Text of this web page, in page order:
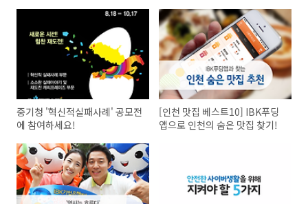
중기청 '혁신적실패사례' 공모전
에 참여하세요!
[인천 맛집 베스트10] IBK푸딩
앱으로 인천의 숨은 맛집 찾기!